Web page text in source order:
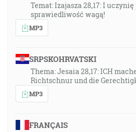
Temat: Izajasza 28,17: I
sprawiedliwość wagą!
MP3
SRPSKOHRVATSKI
Thema: Jesaia 28,17: ICH
Richtschnur und die
MP3
FRANÇAIS